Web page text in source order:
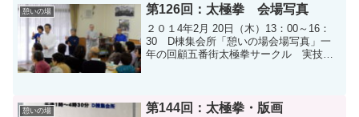
冊が仕上がりました！。管理事務所前の
子供たちの竹に飾...
憩いの場 第126回：太極拳 会場写真
２０１4年2月 20日（木）13：00～16：
30 D棟集会所「憩いの場会場写真」一
年の回顧五番街太極拳サークル 実技写
憩いの場 第144回：太極拳・版画